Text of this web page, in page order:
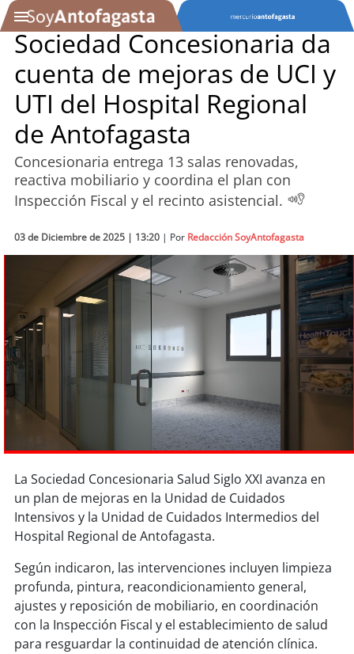
SOYTV
Podcast
Actualidad
Entretención
Deportes
Tecnología
Sostenibilidad
arica
soyiquique
soycalama
soy antofagasta
soycopiapó
valparaíso
Sociedad Concesionaria da
cuenta de mejoras de UCI y
UTI del Hospital Regional
de Antofagasta
Concesionaria entrega 13 salas renovadas,
reactiva mobiliario y coordina el plan con
Inspección Fiscal y el recinto asistencial.
03 de Diciembre de 2025 | 13:20 | Por Redacción SoyAntofagasta
La Sociedad Concesionaria Salud Siglo XXI avanza en
un plan de mejoras en la Unidad de Cuidados
Intensivos y la Unidad de Cuidados Intermedios del
Hospital Regional de Antofagasta.
Según indicaron, las intervenciones incluyen limpieza
profunda, pintura, reacondicionamiento general,
ajustes y reposición de mobiliario, en coordinación
con la Inspección Fiscal y el establecimiento de salud
para resguardar la continuidad de atención clínica.